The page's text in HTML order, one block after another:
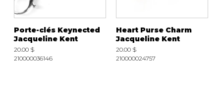
Porte-clés Keynected
Jacqueline Kent
20.00 $
210000036146
Heart Purse Charm
Jacqueline Kent
20.00 $
210000024757